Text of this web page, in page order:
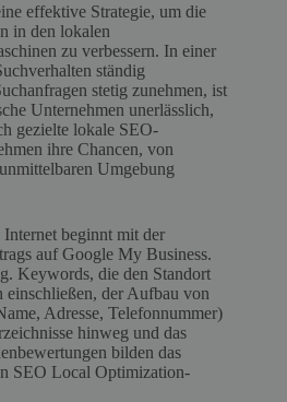
effektive Strategie, um die
in den lokalen
zu verbessern. In einer
ständig
stetig zunehmen, ist
Unternehmen unerlässlich,
gezielte lokale SEO-
ihre Chancen, von
Umgebung
beginnt mit der
auf Google My Business.
Keywords, die den Standort
einschließen, der Aufbau von
Adresse, Telefonnummer)
hinweg und das
bilden das
SEO Local Optimization-